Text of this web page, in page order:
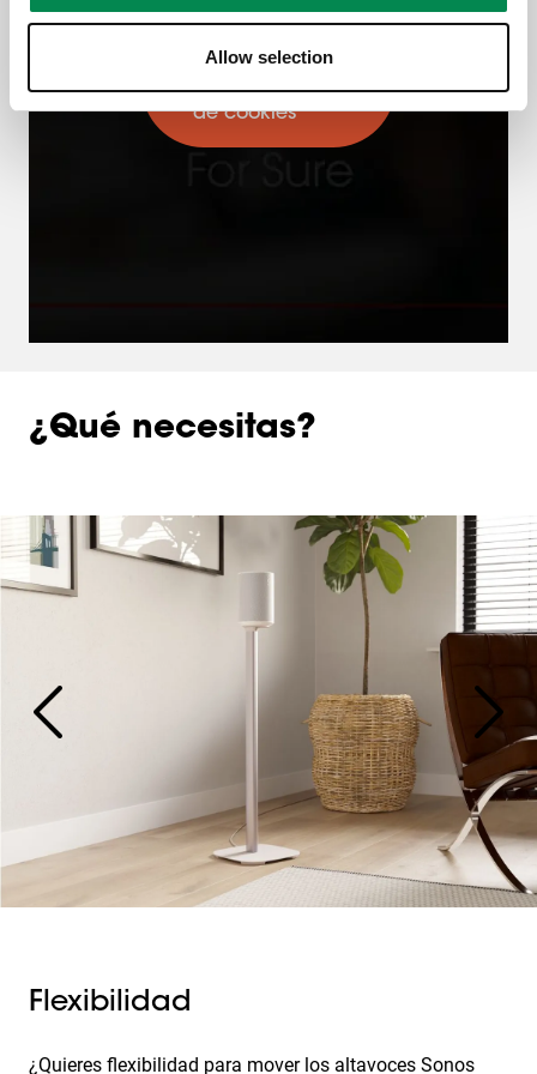
Allow selection
Cambiar
configuración
de cookies
¿Qué necesitas?
Flexibilidad
¿Quieres flexibilidad para mover los altavoces Sonos